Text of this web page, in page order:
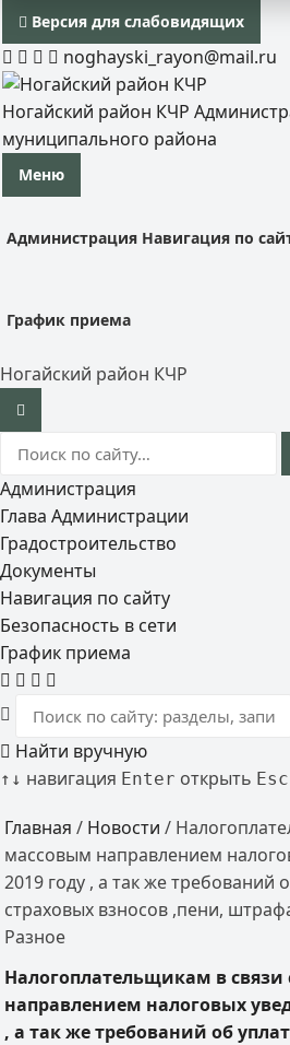
Версия для слабовидящих
noghayski_rayon@mail.ru
Ногайский район КЧР
муниципального района
Меню
Администрация Навигация по
График приема
Ногайский район КЧР
Администрация
Глава Администрации
Градостроительство
Документы
Навигация по сайту
Безопасность в сети
График приема
Найти вручную
↑ ↓ навигация Enter открыть Esc
Главная / Новости /
массовым направлением
2019 году , а так же требований
страховых взносов ,пени,
Разное
Налогоплательщикам в
направлением налоговых
, а так же требований об